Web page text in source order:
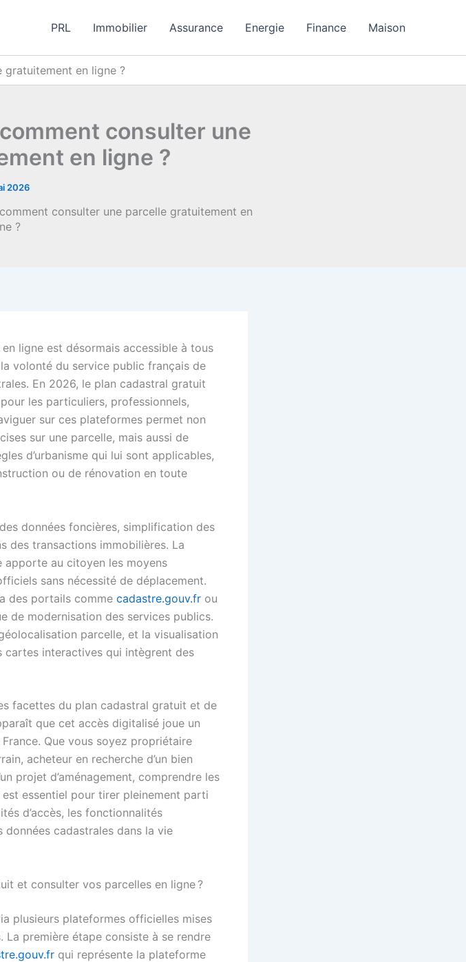
PRL Immobilier Assurance Energie Finance Maison
gratuitement en ligne ?
consulter une
en ligne ?
2026
consulter une parcelle gratuitement en
?
ligne est désormais accessible à tous
volonté du service public français de
En 2026, le plan cadastral gratuit
les particuliers, professionnels,
sur ces plateformes permet non
sur une parcelle, mais aussi de
d’urbanisme qui lui sont applicables,
ou de rénovation en toute
données foncières, simplification des
des transactions immobilières. La
apporte au citoyen les moyens
sans nécessité de déplacement.
des portails comme cadastre.gouv.fr ou
de modernisation des services publics.
parcelle, et la visualisation
cartes interactives qui intègrent des
facettes du plan cadastral gratuit et de
que cet accès digitalisé joue un
Que vous soyez propriétaire
acheteur en recherche d’un bien
projet d’aménagement, comprendre les
essentiel pour tirer pleinement parti
d’accès, les fonctionnalités
données cadastrales dans la vie
et consulter vos parcelles en ligne ?
plusieurs plateformes officielles mises
La première étape consiste à se rendre
qui représente la plateforme